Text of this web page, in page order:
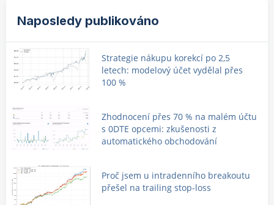
Naposledy publikováno
Strategie nákupu korekcí po 2,5
letech: modelový účet vydělal přes
100 %
Zhodnocení přes 70 % na malém účtu
s 0DTE opcemi: zkušenosti z
automatického obchodování
Proč jsem u intradenního breakoutu
přešel na trailing stop-loss